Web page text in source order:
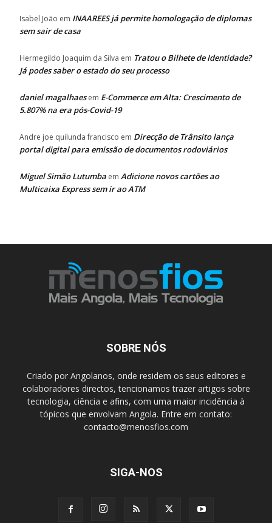
Isabel João em INAAREES já permite homologação de diplomas
sem sair de casa
Hermegildo Joaquim da Silva em Tratou o Bilhete de Identidade?
Já podes saber o estado do seu processo
daniel magalhaesem E-Commerce em Alta: Crescimento de
5.807% na era pós-Covid-19
Andre joe quilunda francisco em Direcção de Trânsito lança
portal digital para emissão de documentos rodoviários
Miguel Simão Lutumba em Adicione novos cartões ao
Multicaixa Express sem ir ao ATM
SOBRE NÓS
Criado por Angolanos, onde residem os seus editores e
colaboradores directos, tencionamos trazer artigos sobre
tecnologia, ciência e afins, com uma maior incidência à
tópicos que envolvam Angola. Entre em contato:
contacto@menosfios.com
SIGA-NOS